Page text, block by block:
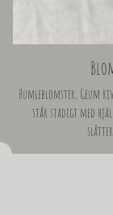
Humleblomster, Geum
står stadigt med